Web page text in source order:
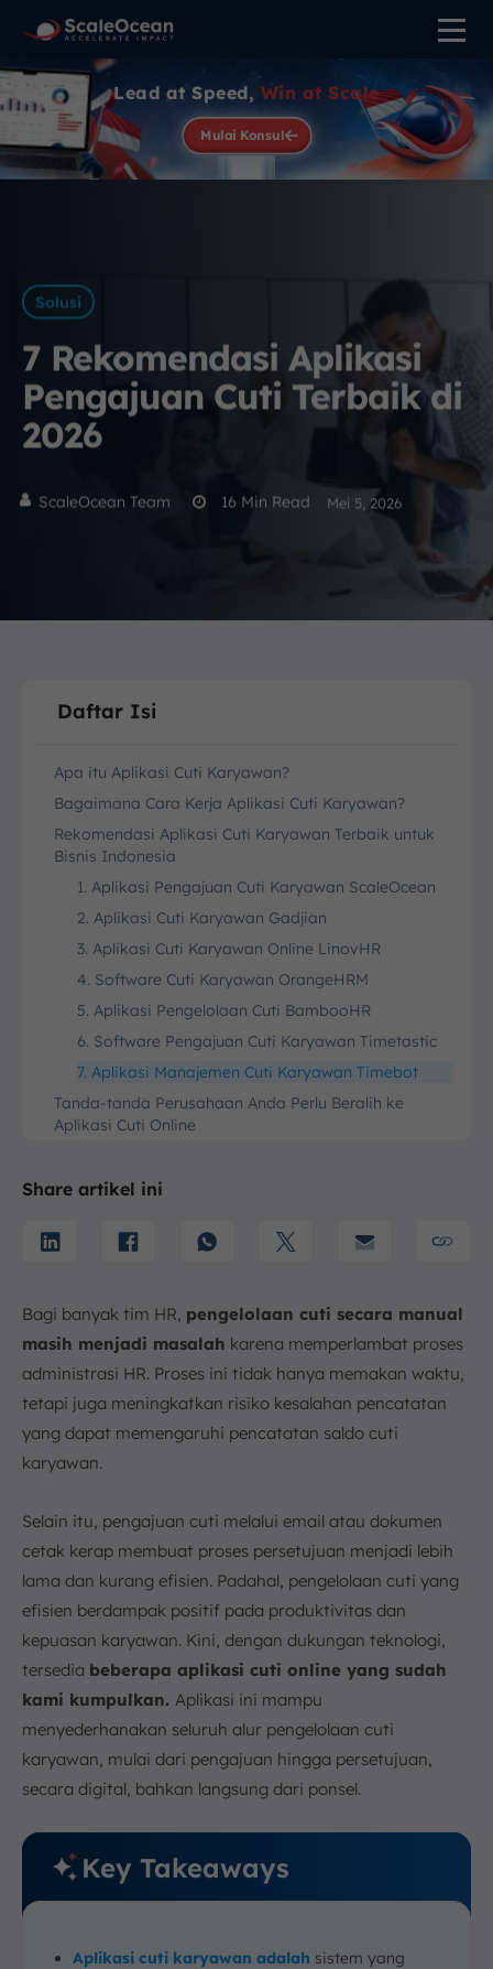
Lead at Speed, Win at Scale
Mulai Konsul
Solusi
7 Rekomendasi Aplikasi
Pengajuan Cuti Terbaik di
2026
ScaleOcean Team 16 Min Read Mei 5, 2026
Daftar Isi
Apa itu Aplikasi Cuti Karyawan?
Bagaimana Cara Kerja Aplikasi Cuti Karyawan?
Rekomendasi Aplikasi Cuti Karyawan Terbaik untuk
Bisnis Indonesia
1. Aplikasi Pengajuan Cuti Karyawan ScaleOcean
2. Aplikasi Cuti Karyawan Gadjian
3. Aplikasi Cuti Karyawan Online LinovHR
4. Software Cuti Karyawan OrangeHRM
5. Aplikasi Pengelolaan Cuti BambooHR
6. Software Pengajuan Cuti Karyawan Timetastic
7. Aplikasi Manajemen Cuti Karyawan Timebot
Tanda-tanda Perusahaan Anda Perlu Beralih ke
Aplikasi Cuti Online
Lambat
3. Kesulitan Melacak Data Cuti
Fitur Wajib Aplikasi Cuti Karyawan untuk Enterprise
Tips Memilih Aplikasi Cuti Karyawan yang Tepat
untuk Perusahaan Anda
1. Identifikasi Kebutuhan dan Alur Kerja
Perusahaan
2. Evaluasi Fitur, Skalabilitas, dan Keamanan Data
4. Pertimbangkan Reputasi Vendor dan Layanan
Purna Jual
Kesimpulan
FAQ:
Share artikel ini
Bagi banyak tim HR, pengelolaan cuti secara manual
masih menjadi masalah karena memperlambat proses
administrasi HR. Proses ini tidak hanya memakan waktu,
tetapi juga meningkatkan risiko kesalahan pencatatan
yang dapat memengaruhi pencatatan saldo cuti
karyawan.
Selain itu, pengajuan cuti melalui email atau dokumen
cetak kerap membuat proses persetujuan menjadi lebih
lama dan kurang efisien. Padahal, pengelolaan cuti yang
efisien berdampak positif pada produktivitas dan
kepuasan karyawan. Kini, dengan dukungan teknologi,
tersedia beberapa aplikasi cuti online yang sudah
kami kumpulkan. Aplikasi ini mampu
menyederhanakan seluruh alur pengelolaan cuti
karyawan, mulai dari pengajuan hingga persetujuan,
secara digital, bahkan langsung dari ponsel.
Key Takeaways
Aplikasi cuti karyawan adalah sistem yang